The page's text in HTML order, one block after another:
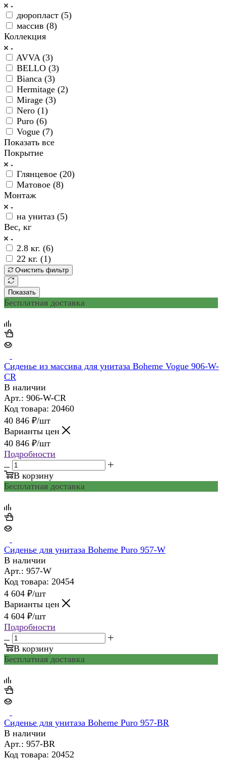
дюропласт (5)
массив (8)
Коллекция
AVVA (3)
BELLO (3)
Bianca (3)
Hermitage (2)
Mirage (3)
Nero (1)
Puro (6)
Vogue (7)
Показать все
Покрытие
Глянцевое (20)
Матовое (8)
Монтаж
на унитаз (5)
Вес, кг
2.8 кг. (6)
22 кг. (1)
Очистить фильтр
Показать
Бесплатная доставка
Сиденье из массива для унитаза Boheme Vogue 906-W-
CR
В наличии
Арт.: 906-W-CR
Код товара: 20460
40 846 ₽/шт
Варианты цен
40 846 ₽/шт
Подробности
В корзину
Бесплатная доставка
Сиденье для унитаза Boheme Puro 957-W
В наличии
Арт.: 957-W
Код товара: 20454
4 604 ₽/шт
Варианты цен
4 604 ₽/шт
Подробности
В корзину
Бесплатная доставка
Сиденье для унитаза Boheme Puro 957-BR
В наличии
Арт.: 957-BR
Код товара: 20452